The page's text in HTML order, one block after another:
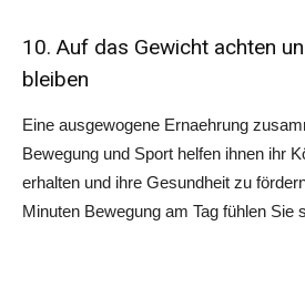
10. Auf das Gewicht achten
bleiben
Eine ausgewogene Ernaehrung
Bewegung und Sport helfen ihnen ihr
erhalten und ihre Gesundheit zu
Minuten Bewegung am Tag fühlen Sie